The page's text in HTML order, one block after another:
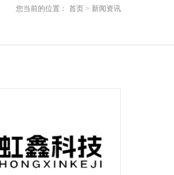
您当前的位置： 首页 > 新闻资讯